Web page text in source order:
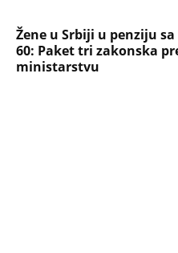
Žene u Srbiji u penziju
60: Paket tri zakonska
ministarstvu